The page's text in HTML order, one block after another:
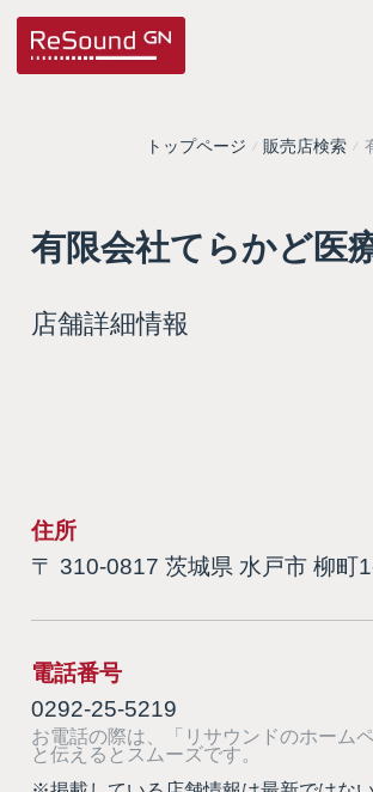
トップページ 販売店検索
有限会社てらかど医
店舗詳細情報
住所
〒 310-0817 茨城県 水戸市 柳町
電話番号
0292-25-5219
お電話の際は、「リサウンドのホーム
と伝えるとスムーズです。